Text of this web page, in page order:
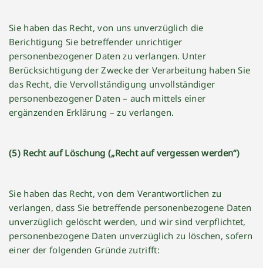
Sie haben das Recht, von uns unverzüglich die
Berichtigung Sie betreffender unrichtiger
personenbezogener Daten zu verlangen. Unter
Berücksichtigung der Zwecke der Verarbeitung haben Sie
das Recht, die Vervollständigung unvollständiger
personenbezogener Daten – auch mittels einer
ergänzenden Erklärung – zu verlangen.
(5) Recht auf Löschung („Recht auf vergessen werden“)
Sie haben das Recht, von dem Verantwortlichen zu
verlangen, dass Sie betreffende personenbezogene Daten
unverzüglich gelöscht werden, und wir sind verpflichtet,
personenbezogene Daten unverzüglich zu löschen, sofern
einer der folgenden Gründe zutrifft: